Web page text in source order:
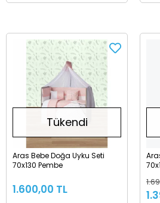
Tükendi
Aras Bebe Doğa Uyku Seti
70x130 Pembe
1.600,00 TL